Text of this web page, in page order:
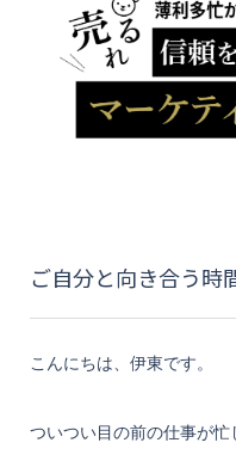
ご自分と向き合う時
こんにちは、伊東です。
ついつい目の前の仕事が忙